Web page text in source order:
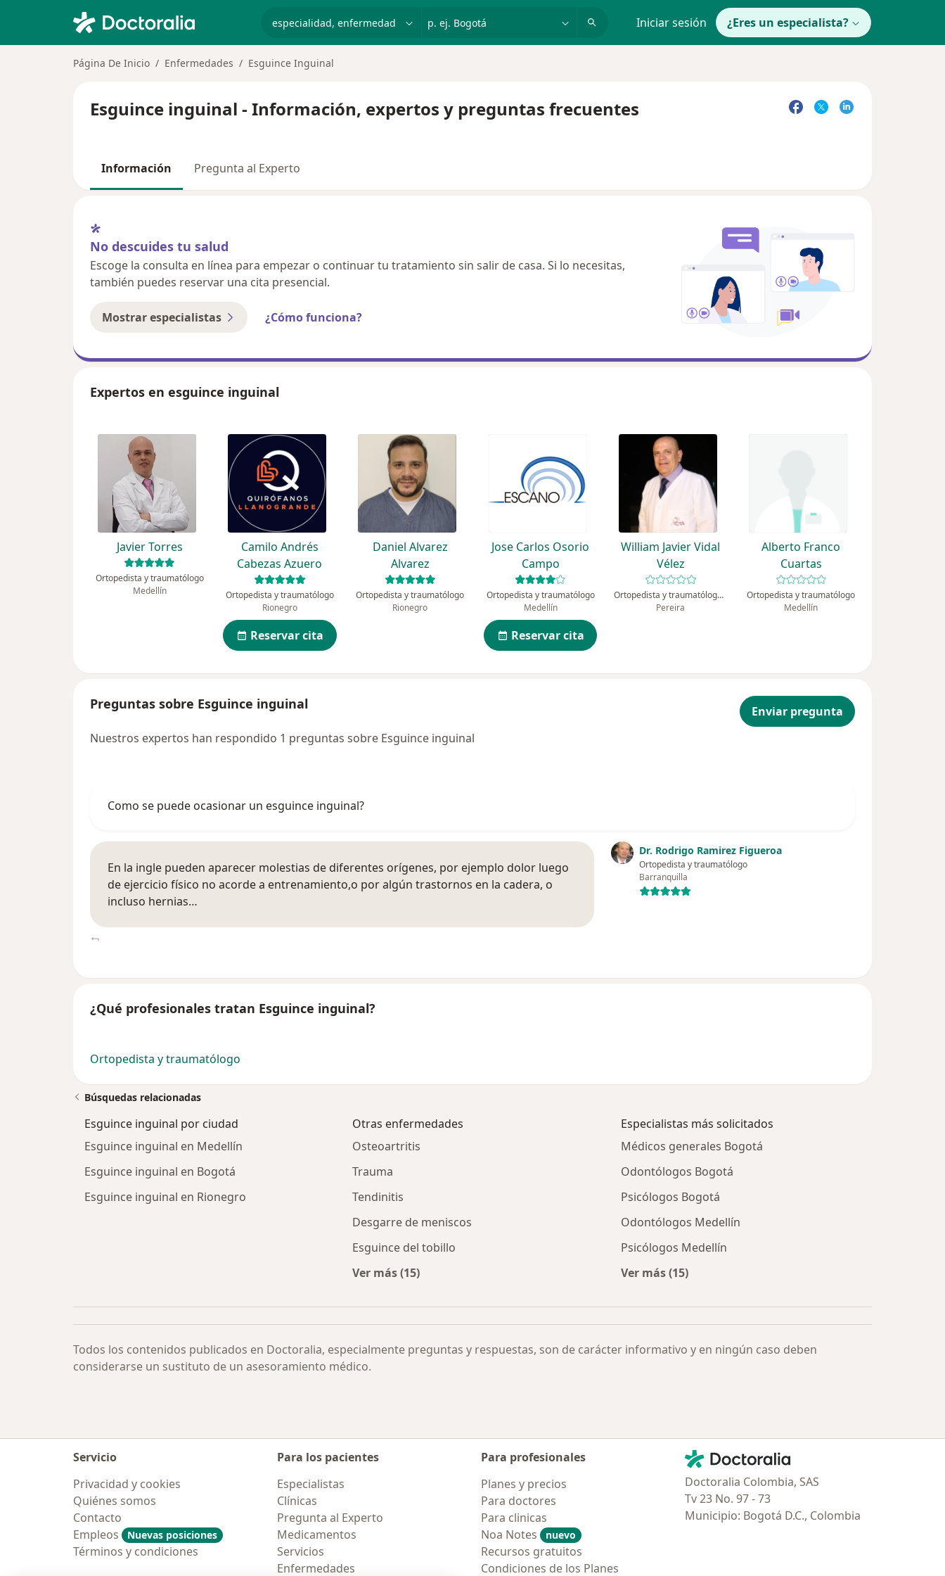
p. ej. Bogotá Iniciar sesión ¿Eres un especialista?
Página De Inicio Enfermedades Esguince Inguinal
Esguince inguinal - Información, expertos y preguntas frecuentes
Información Pregunta al Experto
No descuides tu salud
Escoge la consulta en línea para empezar o continuar tu tratamiento sin salir de casa. Si lo necesitas,
también puedes reservar una cita presencial.
Mostrar especialistas ¿Cómo funciona?
Expertos en esguince inguinal
Javier Torres
Ortopedista y traumatólogo
Medellín
Camilo Andrés
Cabezas Azuero
Ortopedista y traumatólogo
Rionegro
Reservar cita
Daniel Alvarez
Alvarez
Ortopedista y traumatólogo
Rionegro
Jose Carlos Osorio
Campo
Ortopedista y traumatólogo
Medellín
Reservar cita
William Javier Vidal
Vélez
Ortopedista y traumatólogo, Podólogo
Pereira
Alberto Franco
Cuartas
Ortopedista y traumatólogo
Medellín
Preguntas sobre Esguince inguinal
Enviar pregunta
Nuestros expertos han respondido 1 preguntas sobre Esguince inguinal
Como se puede ocasionar un esguince inguinal?
Dr. Rodrigo Ramirez Figueroa
Ortopedista y traumatólogo
Barranquilla
En la ingle pueden aparecer molestias de diferentes orígenes, por ejemplo dolor luego
de ejercicio físico no acorde a entrenamiento,o por algún trastornos en la cadera, o
incluso hernias…
¿Qué profesionales tratan Esguince inguinal?
Ortopedista y traumatólogo
Búsquedas relacionadas
Esguince inguinal por ciudad
Esguince inguinal en Medellín
Esguince inguinal en Bogotá
Esguince inguinal en Rionegro
Otras enfermedades
Osteoartritis
Trauma
Tendinitis
Desgarre de meniscos
Esguince del tobillo
Ver más (15)
Especialistas más solicitados
Médicos generales Bogotá
Odontólogos Bogotá
Psicólogos Bogotá
Odontólogos Medellín
Psicólogos Medellín
Ver más (15)
Todos los contenidos publicados en Doctoralia, especialmente preguntas y respuestas, son de carácter informativo y en ningún caso deben
considerarse un sustituto de un asesoramiento médico.
Servicio
Privacidad y cookies
Quiénes somos
Contacto
Empleos
Nuevas posiciones
Términos y condiciones
Para los pacientes
Especialistas
Clínicas
Pregunta al Experto
Medicamentos
Servicios
Enfermedades
Para profesionales
Planes y precios
Para doctores
Para clinicas
Noa Notes
nuevo
Recursos gratuitos
Condiciones de los Planes
Contacto
Doctoralia - Página de inicio
Doctoralia Colombia, SAS
Tv 23 No. 97 - 73
Municipio: Bogotá D.C., Colombia